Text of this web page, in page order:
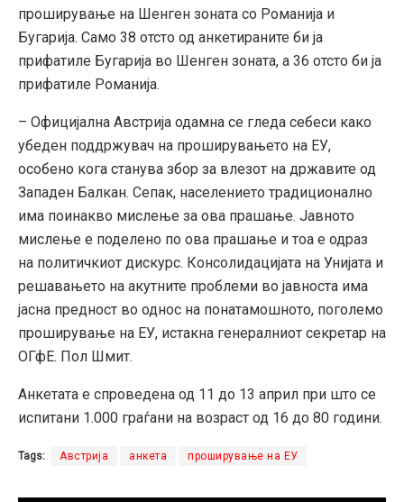
проширување на Шенген зоната со Романија и
Бугарија. Само 38 отсто од анкетираните би ја
прифатиле Бугарија во Шенген зоната, а 36 отсто би ја
прифатиле Романија.
– Официјална Австрија одамна се гледа себеси како
убеден поддржувач на проширувањето на ЕУ,
особено кога станува збор за влезот на државите од
Западен Балкан. Сепак, населението традиционално
има поинакво мислење за ова прашање. Јавното
мислење е поделено по ова прашање и тоа е одраз
на политичкиот дискурс. Консолидацијата на Унијата и
решавањето на акутните проблеми во јавноста има
јасна предност во однос на понатамошното, поголемо
проширување на ЕУ, истакна генералниот секретар на
ОГфЕ. Пол Шмит.
Анкетата е спроведена од 11 до 13 април при што се
испитани 1.000 граѓани на возраст од 16 до 80 години.
Tags: Австрија анкета проширување на ЕУ